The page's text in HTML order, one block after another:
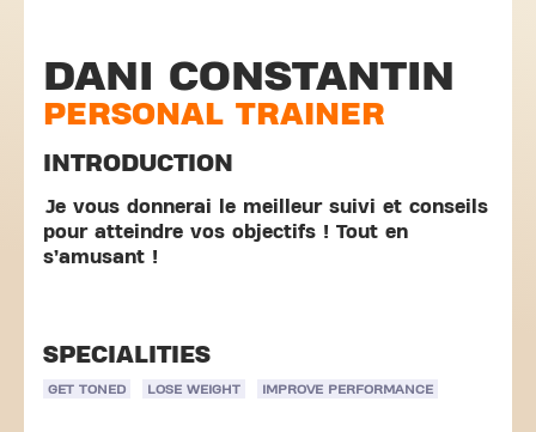
DANI CONSTANTIN
PERSONAL TRAINER
INTRODUCTION
Je vous donnerai le meilleur suivi et conseils
pour atteindre vos objectifs ! Tout en
s’amusant !
SPECIALITIES
GET TONED LOSE WEIGHT IMPROVE PERFORMANCE